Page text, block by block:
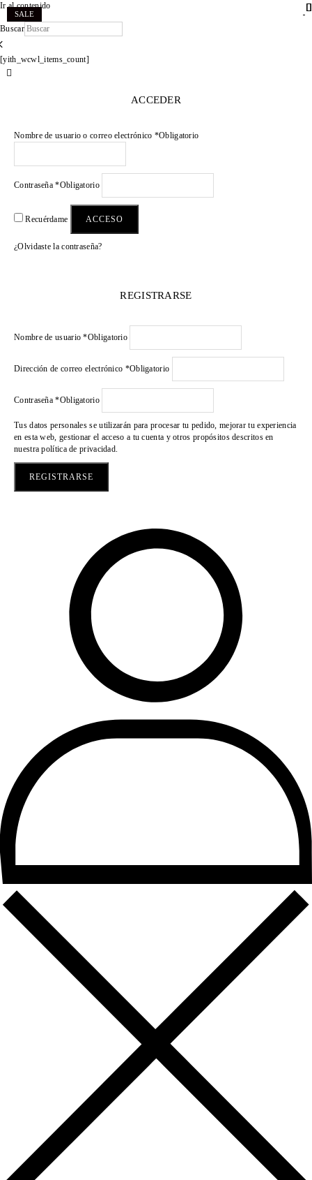
Ir al contenido
Buscar
[yith_wcwl_items_count]
ACCEDER
Nombre de usuario o correo electrónico *Obligatorio
Contraseña*Obligatorio
Recuérdame ACCESO
¿Olvidaste la contraseña?
REGISTRARSE
Nombre de usuario*Obligatorio
Dirección de correo electrónico *Obligatorio
Contraseña*Obligatorio
Tus datos personales se utilizarán para procesar tu pedido, mejorar tu experiencia
en esta web, gestionar el acceso a tu cuenta y otros propósitos descritos en
nuestrapolítica de privacidad
REGISTRARSE
SALE
SALE
SALE
SALE
SALE
SALE
SALE
SALE
SALE
SALE
SALE
SALE
SALE
SALE
SALE
SALE
SALE
SALE
SALE
SALE
SALE
SALE
SALE
SALE
SALE
SALE